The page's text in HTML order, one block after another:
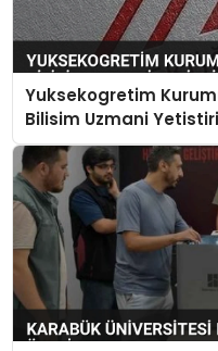
Yuksekogretim
Bilisim Uzmani